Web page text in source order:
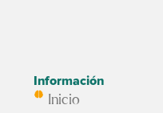
Información
Inicio